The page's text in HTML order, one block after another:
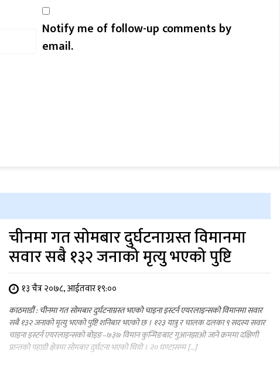
Notify me of follow-up comments by
email.
चीनमा गत सोमबार दुर्घटनाग्रस्त विमानमा
सवार सबै १३२ जनाको मृत्यु भएको पुष्टि
१३ चैत्र २०७८, आईतवार १९:००
काठमाडौं : चीनमा गत सोमबार दुर्घटनाग्रस्त भएको चाइना इस्टर्न एयरलाइन्सको विमानमा सवार
सबै १३२ जनाको मृत्यु भएको पुष्टि शनिबार भएको छ । १२३ यात्रु र चालक दलका ९ सदस्य सवार
चाइना इस्टर्न एयरलाइन्सको बोइङ–७३७ विमान कुन्मिङबाट गुआनझाओ जाने क्रममा दक्षिणी
प्रान्तको पहाडी क्षेत्रमा सोमबार दुर्घटना भएको थियो । २० घण्टासम्म […]